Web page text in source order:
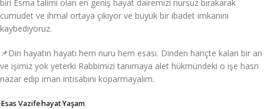
biri Esma talimi olan en geniş hayat dairemizi nursuz bırakarak
cumudet ve ihmal ortaya çıkıyor ve büyük bir ibadet imkanını
kaybediyoruz.
📌Din hayatın hayatı hem nuru hem esası. Dinden hariçte kalan bir an
ve işimiz yok yeterki Rabbimizi tanımaya alet hükmündeki o işe hasrı
nazar edip iman intisabını koparmayalım.
Esas VazifehayatYaşam